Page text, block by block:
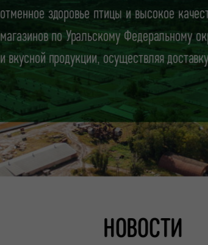
отменное здоровье птицы и высокое
магазинов по Уральскому Федеральному
и вкусной продукции, осуществляя
НОВОСТИ